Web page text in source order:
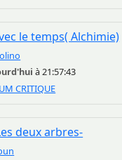
le temps( Alchimie)
à 21:57:43
CRITIQUE
deux arbres-